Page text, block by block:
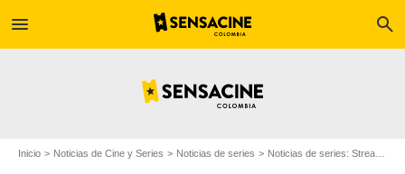
menu search
Inicio Noticias de Cine y Series Noticias de series Noticias de series: Streaming